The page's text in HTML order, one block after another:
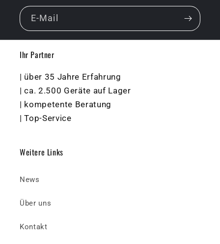
E-Mail
Ihr Partner
| über 35 Jahre Erfahrung
| ca. 2.500 Geräte auf Lager
| kompetente Beratung
| Top-Service
Weitere Links
News
Über uns
Kontakt